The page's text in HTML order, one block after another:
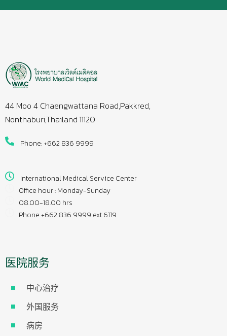
44 Moo 4 Chaengwattana Road,Pakkred,
Nonthaburi,Thailand 11120
Phone: +662 836 9999
International Medical Service Center
Office hour : Monday-Sunday
08.00-18.00 hrs
Phone +662 836 9999 ext 6119
医院服务
中心治疗
外国服务
病房